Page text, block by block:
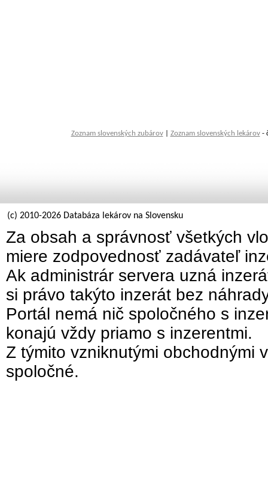
Zoznam slovenských zubárov| Zoznam slovenských lekárov-
(c) 2010-2026 Databáza lekárov na Slovensku
Za obsah a správnosť všetkých
miere zodpovednosť zadávateľ
Ak administrár servera uzná
si právo takýto inzerát bez
Portál nemá nič spoločného s
konajú vždy priamo s inzerentmi.
Z týmito vzniknutými obchodnými
spoločné.